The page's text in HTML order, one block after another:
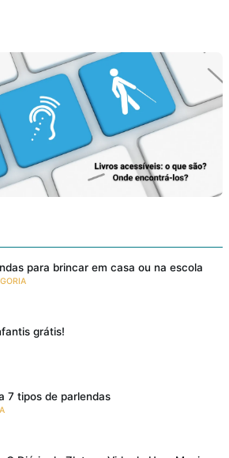
para brincar em casa ou na escola
grátis!
7 tipos de parlendas